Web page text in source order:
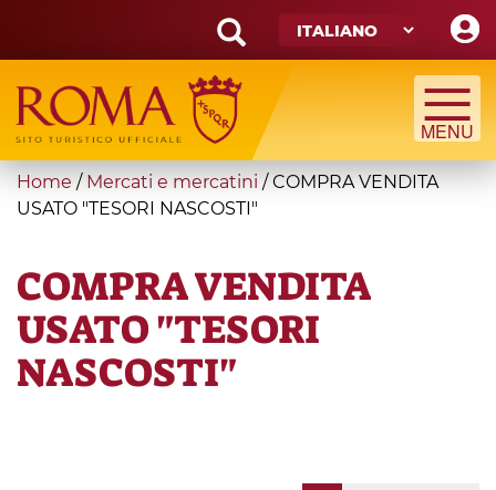
main
content
Search
form
Cerca
You
are
Home / Mercati e mercatini /COMPRA VENDITA
USATO "TESORI NASCOSTI"
COMPRA VENDITA
USATO "TESORI
NASCOSTI"